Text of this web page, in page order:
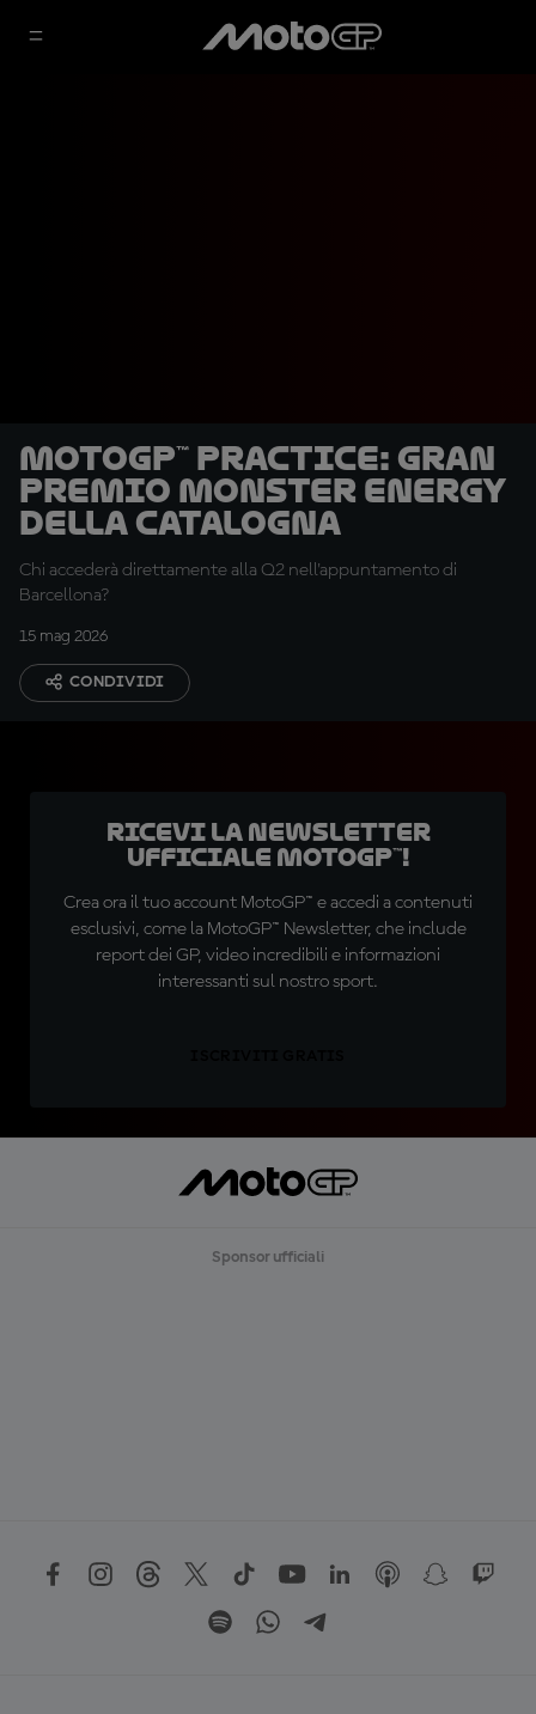
MotoGP™ Practice: Gran
Premio Monster Energy
della Catalogna
Chi accederà direttamente alla Q2 nell'appuntamento di
Barcellona?
15 mag 2026
CONDIVIDI
Ricevi la newsletter
ufficiale MotoGP™!
Crea ora il tuo account MotoGP™ e accedi a contenuti
esclusivi, come la MotoGP™ Newsletter, che include
report dei GP, video incredibili e informazioni
interessanti sul nostro sport.
Sponsor ufficiali